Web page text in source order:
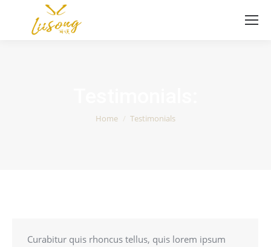
You are here:
Home Testimonials
Curabitur quis rhoncus tellus, quis lorem ipsum